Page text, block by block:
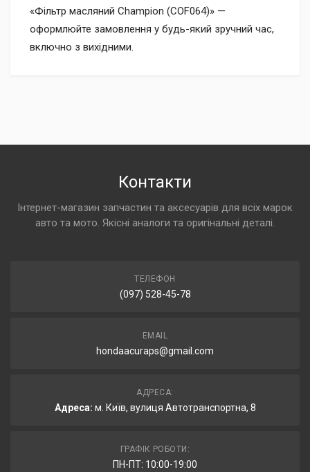
«Фільтр масляний Champion (COF064)» —
оформлюйте замовлення у будь-який зручний час,
включно з вихідними.
Контакти
Інтернет-магазин запчастин та аксесуарів для всіх марок
авто та мото. Якісні аналоги та оригінальні деталі.
ТЕЛЕФОН
(097) 528-45-78
EMAIL
hondaacuraps@gmail.com
АДРЕСА:
Адреса: м. Київ, вулиця Автотранспортна, 8
ГРАФІК РОБОТИ:
ПН-ПТ: 10:00-19:00